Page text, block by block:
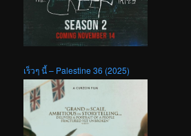
เร็วๆ นี้ – Palestine 36 (2025)